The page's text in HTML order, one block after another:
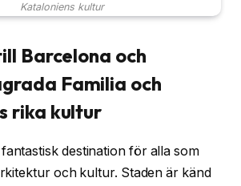
Kataloniens kultur
Barcelona och
Familia och
rika kultur
destination för alla som
och kultur. Staden är känd